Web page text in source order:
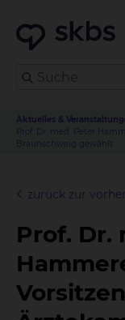
Aktuelles &
Prof. Dr. med. Peter
Braunschweig gewählt
zurück zur
Prof. Dr.